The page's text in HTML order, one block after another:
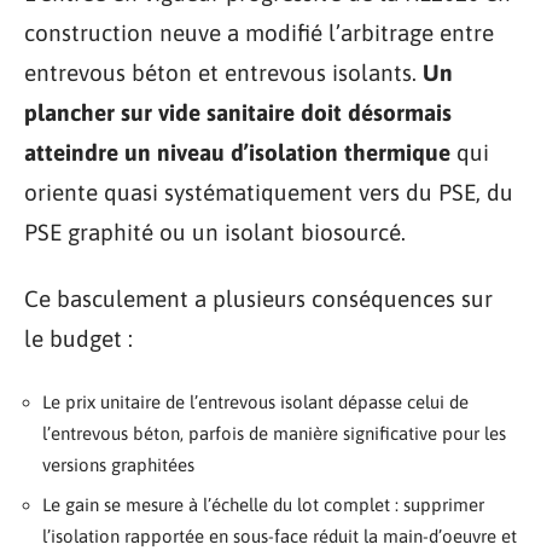
construction neuve a modifié l’arbitrage entre
entrevous béton et entrevous isolants. Un
plancher sur vide sanitaire doit désormais
atteindre un niveau d’isolation thermique qui
oriente quasi systématiquement vers du PSE, du
PSE graphité ou un isolant biosourcé.
Ce basculement a plusieurs conséquences sur
le budget :
Le prix unitaire de l’entrevous isolant dépasse celui de
l’entrevous béton, parfois de manière significative pour les
versions graphitées
Le gain se mesure à l’échelle du lot complet : supprimer
l’isolation rapportée en sous-face réduit la main-d’oeuvre et